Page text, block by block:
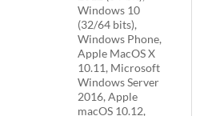
Windows 10
(32/64 bits),
Windows Phone,
Apple MacOS X
10.11, Microsoft
Windows Server
2016, Apple
macOS 10.12,